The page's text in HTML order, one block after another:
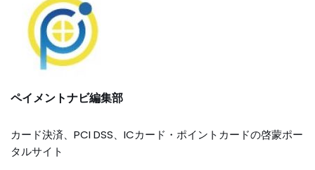
ペイメントナビ編集部
カード決済、PCI DSS、ICカード・ポイントカードの啓蒙ポー
タルサイト